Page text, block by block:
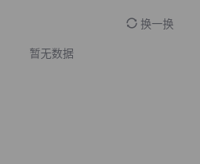
换一换
暂无数据